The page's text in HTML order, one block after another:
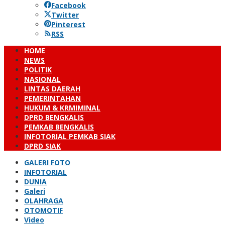
Facebook
Twitter
Pinterest
RSS
HOME
NEWS
POLITIK
NASIONAL
LINTAS DAERAH
PEMERINTAHAN
HUKUM & KRMIMINAL
DPRD BENGKALIS
PEMKAB BENGKALIS
INFOTORIAL PEMKAB SIAK
DPRD SIAK
GALERI FOTO
INFOTORIAL
DUNIA
Galeri
OLAHRAGA
OTOMOTIF
Video